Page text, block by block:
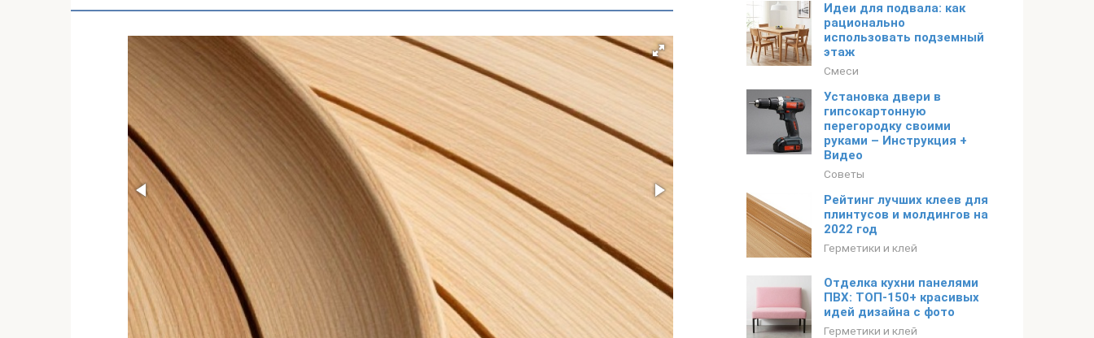
Идеи для подвала: как
рационально
использовать подземный
этаж
Смеси
Установка двери в
гипсокартонную
перегородку своими
руками – Инструкция +
Видео
Советы
Рейтинг лучших клеев для
плинтусов и молдингов на
2022 год
Герметики и клей
Отделка кухни панелями
ПВХ: ТОП-150+ красивых
идей дизайна с фото
Герметики и клей